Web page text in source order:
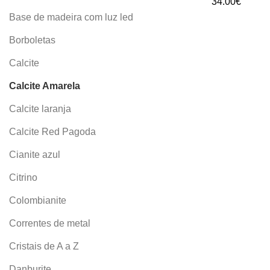
Base de madeira com luz led
Borboletas
Calcite
Calcite Amarela
Calcite laranja
Calcite Red Pagoda
Cianite azul
Citrino
Colombianite
Correntes de metal
Cristais de A a Z